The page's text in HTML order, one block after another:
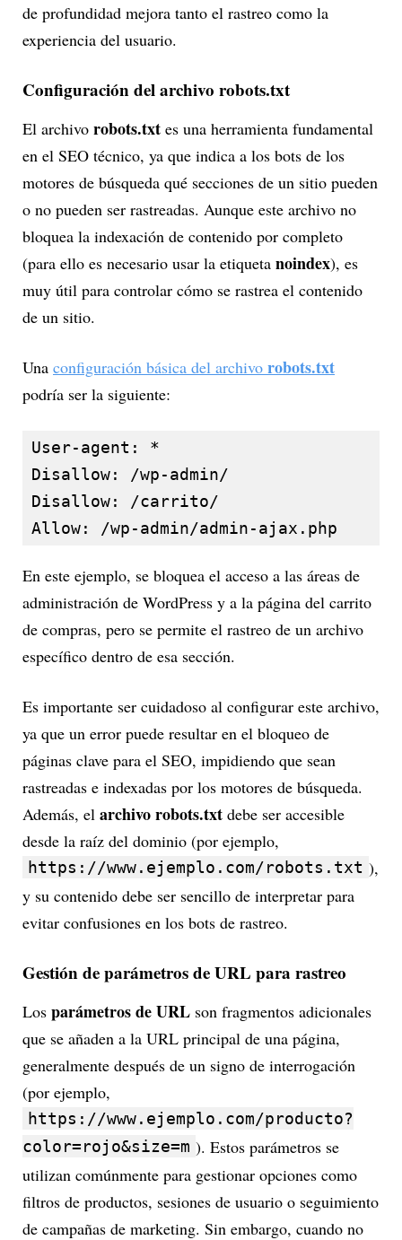
de profundidad mejora tanto el rastreo como la
experiencia del usuario.
Configuración del archivo robots.txt
El archivo robots.txt es una herramienta fundamental
en el SEO técnico, ya que indica a los bots de los
motores de búsqueda qué secciones de un sitio pueden
o no pueden ser rastreadas. Aunque este archivo no
bloquea la indexación de contenido por completo
(para ello es necesario usar la etiqueta noindex), es
muy útil para controlar cómo se rastrea el contenido
de un sitio.
Una configuración básica del archivo robots.txt
podría ser la siguiente:
User-agent: *
Disallow: /wp-admin/
Disallow: /carrito/
Allow: /wp-admin/admin-ajax.php
En este ejemplo, se bloquea el acceso a las áreas de
administración de WordPress y a la página del carrito
de compras, pero se permite el rastreo de un archivo
específico dentro de esa sección.
Es importante ser cuidadoso al configurar este archivo,
ya que un error puede resultar en el bloqueo de
páginas clave para el SEO, impidiendo que sean
rastreadas e indexadas por los motores de búsqueda.
Además, el archivo robots.txt debe ser accesible
desde la raíz del dominio (por ejemplo,
https://www.ejemplo.com/robots.txt ),
y su contenido debe ser sencillo de interpretar para
evitar confusiones en los bots de rastreo.
Gestión de parámetros de URL para rastreo
Los parámetros de URL son fragmentos adicionales
que se añaden a la URL principal de una página,
generalmente después de un signo de interrogación
(por ejemplo,
https://www.ejemplo.com/producto?
color=rojo&size=m ). Estos parámetros se
utilizan comúnmente para gestionar opciones como
filtros de productos, sesiones de usuario o seguimiento
de campañas de marketing. Sin embargo, cuando no